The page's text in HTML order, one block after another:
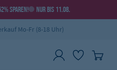
SPAREN! NUR BIS 11.08.
Mo-Fr (8-18 Uhr)